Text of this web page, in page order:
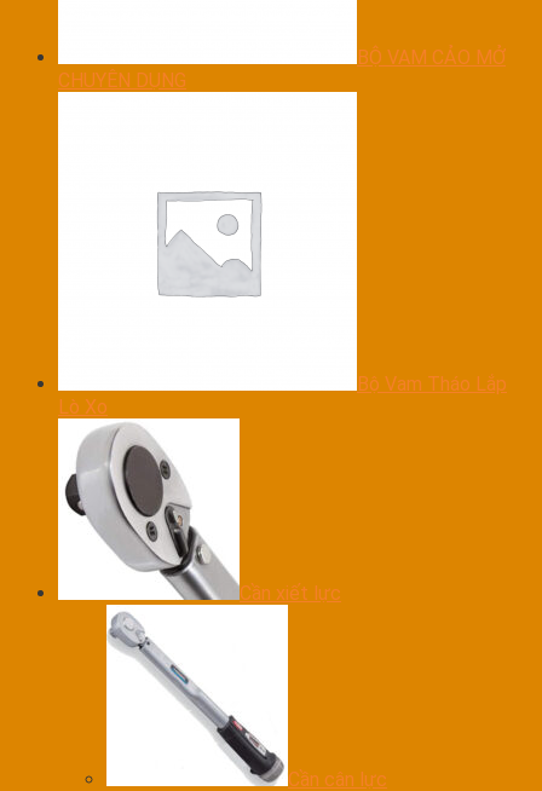
BỘ VAM CẢO MỞ
CHUYÊN DỤNG
Bộ Vam Tháo Lắp
Lò Xo
Cần xiết lực
Cần cân lực